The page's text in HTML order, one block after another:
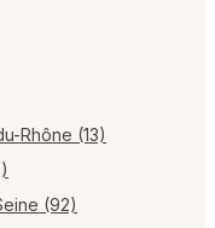
Rhône (13)
(92)